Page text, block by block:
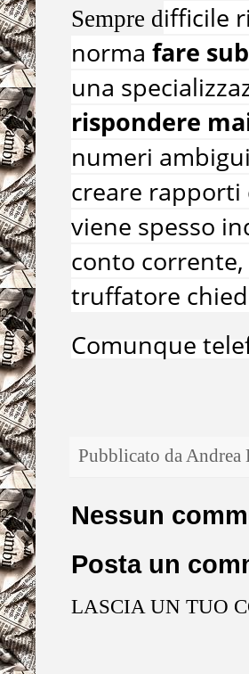
Sempre difficile
norma fare
una
rispondere
numeri
creare
viene spesso
conto
truffatore
Comunque
Pubblicato daAndrea
Nessun
Posta un
LASCIA UN TUO